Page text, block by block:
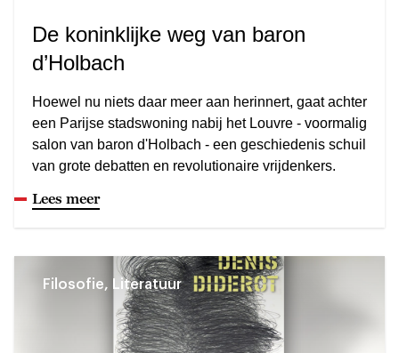
De koninklijke weg van baron
d’Holbach
Hoewel nu niets daar meer aan herinnert, gaat achter
een Parijse stadswoning nabij het Louvre - voormalig
salon van baron d'Holbach - een geschiedenis schuil
van grote debatten en revolutionaire vrijdenkers.
Lees meer
Filosofie, Literatuur